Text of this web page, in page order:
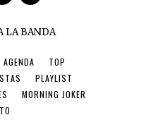
LA BANDA
AGENDA
TOP
PLAYLIST
MORNING JOKER